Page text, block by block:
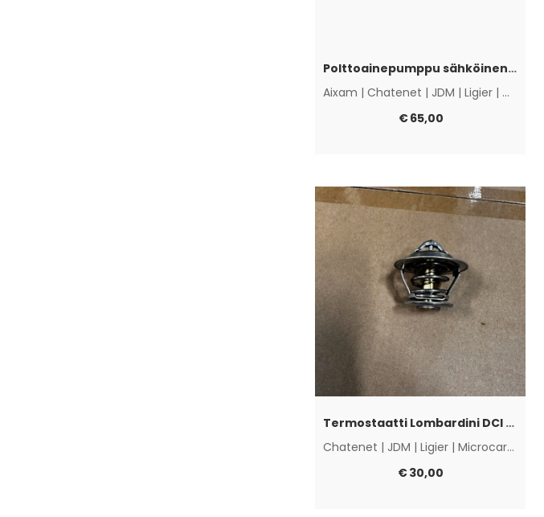
Polttoainepumppu sähköinen Lombardini Progress / DCI / FOCS
Aixam | Chatenet | JDM | Ligier | Microcar
€65,00
Termostaatti Lombardini DCI & Progress
Chatenet | JDM | Ligier | Microcar|
€30,00